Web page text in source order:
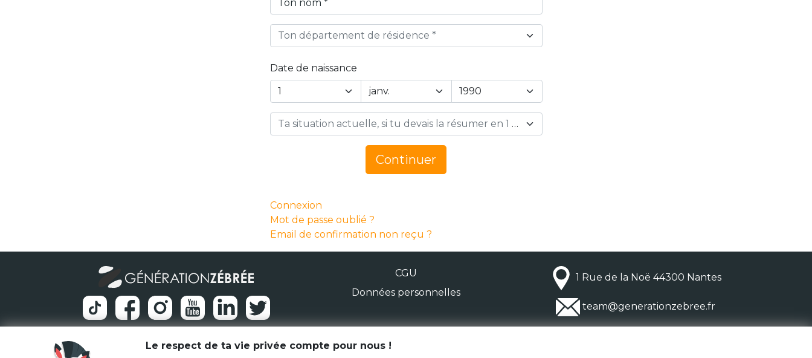
Ton département de résidence *
Date de naissance
Year
Ta situation actuelle, si tu devais la résumer en 1 mot… *
Continuer
Connexion
Mot de passe oublié ?
Email de confirmation non reçu ?
CGU
Données personnelles
1 Rue de la Noë 44300 Nantes
team@generationzebree.fr
© Génération Zébrée 2026
Le respect de ta vie privée compte pour nous !